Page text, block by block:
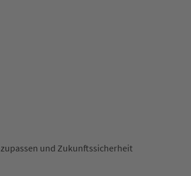
und Zukunftssicherheit